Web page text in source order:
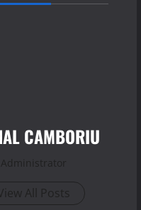
CAMBORIU
Administrator
All Posts